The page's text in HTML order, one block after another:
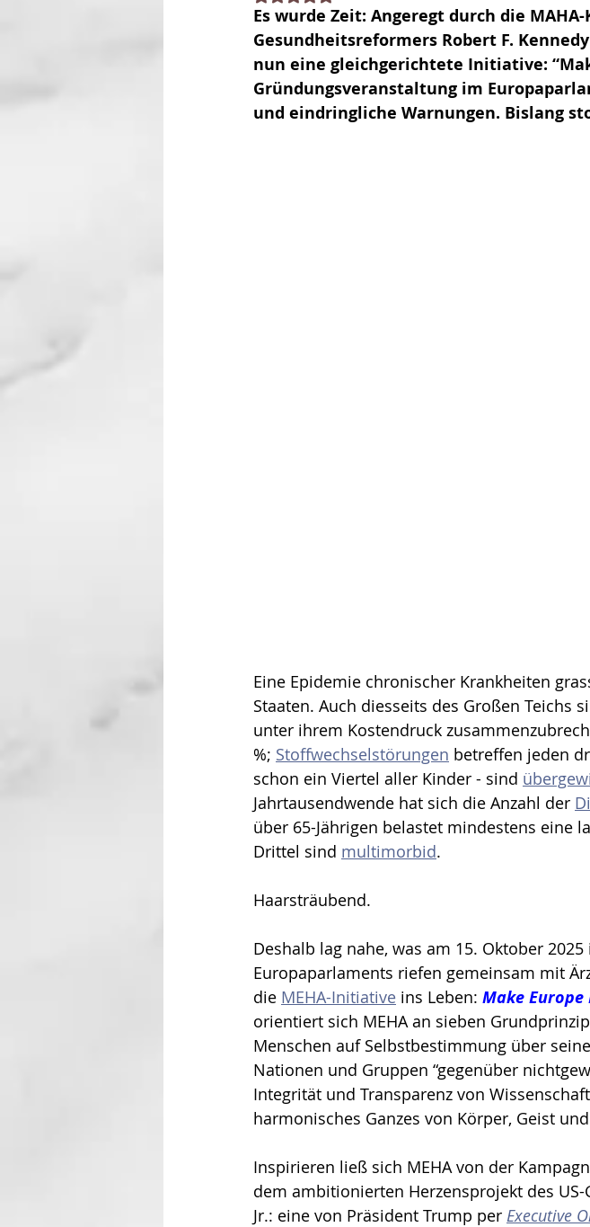
Es wurde Zeit: Angeregt durch die MAHA-
Gesundheitsreformers Robert F.
nun eine gleichgerichtete Initiative:
Gründungsveranstaltung im
und eindringliche Warnungen. Bislang
Eine Epidemie chronischer Krankheiten
Staaten. Auch diesseits des Großen Teichs
unter ihrem Kostendruck
%; Stoffwechselstörungen betreffen jeden
schon ein Viertel aller Kinder - sind
Jahrtausendwende hat sich die Anzahl der
über 65-Jährigen belastet mindestens eine
Drittel sind multimorbid.
Haarsträubend.
Deshalb lag nahe, was am 15. Oktober
Europaparlaments riefen gemeinsam mit
die MEHA-Initiative ins Leben: Make Europe
orientiert sich MEHA an sieben
Menschen auf Selbstbestimmung über
Nationen und Gruppen “gegenüber
Integrität und Transparenz von
harmonisches Ganzes von Körper, Geist
Inspirieren ließ sich MEHA von der
dem ambitionierten Herzensprojekt des
Jr.: eine von Präsident Trump per Executive